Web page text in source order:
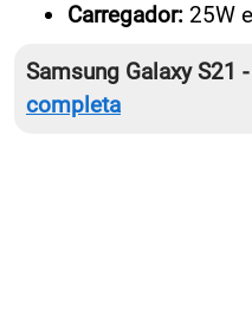
Carregador: 25W
Samsung Galaxy S21 -
completa